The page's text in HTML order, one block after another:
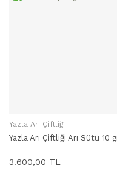
SEPETE EKLE
Yazla Arı Çiftliği
Yazla Arı Çiftliği Arı Sütü 10
3.600,00 TL